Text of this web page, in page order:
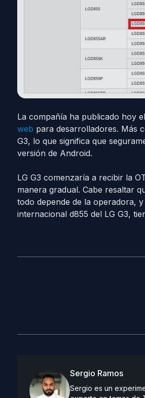
La compañía ha publicado hoy
web para desarrolladores. Más
G3, lo que significa que
versión de Android.
LG G3 comenzaría a recibir la
manera gradual. Cabe resaltar
todo depende de la operadora,
internacional d855 del LG G3,
Sergio Ramos
Sergio es un